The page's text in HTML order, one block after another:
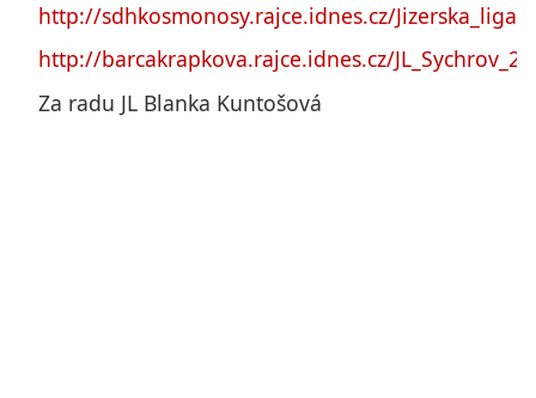
http://sdhkosmonosy.rajce.idnes.cz/
http://barcakrapkova.rajce.idnes.cz/
Za radu JL Blanka Kuntošová